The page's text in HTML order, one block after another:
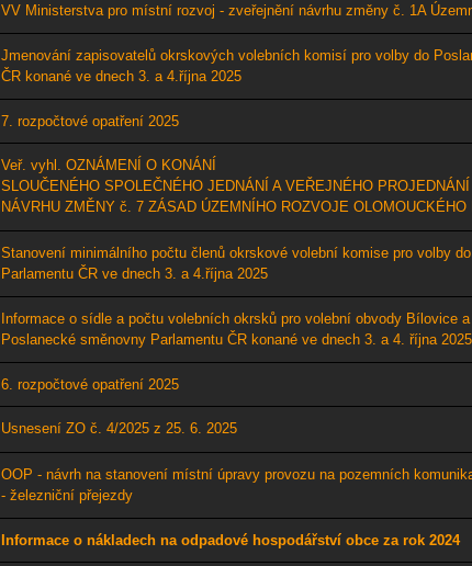
VV Ministerstva pro místní rozvoj - zveřejnění návrhu změny č. 1A Ú
Jmenování zapisovatelů okrskových volebních komisí pro volby do
ČR konané ve dnech 3. a 4.října 2025
7. rozpočtové opatření 2025
Veř. vyhl. OZNÁMENÍ O KONÁNÍ
SLOUČENÉHO SPOLEČNÉHO JEDNÁNÍ A VEŘEJNÉHO PROJEDNÁNÍ
NÁVRHU ZMĚNY č. 7 ZÁSAD ÚZEMNÍHO ROZVOJE OLOMOUCKÉHO
Stanovení minimálního počtu členů okrskové volební komise pro volby
Parlamentu ČR ve dnech 3. a 4.října 2025
Informace o sídle a počtu volebních okrsků pro volební obvody Bílovice
Poslanecké směnovny Parlamentu ČR konané ve dnech 3. a 4. října 2025
6. rozpočtové opatření 2025
Usnesení ZO č. 4/2025 z 25. 6. 2025
OOP - návrh na stanovení místní úpravy provozu na pozemních
- železniční přejezdy
Informace o nákladech na odpadové hospodářství obce za rok 2024